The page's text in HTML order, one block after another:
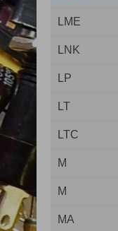
LME
LNK
LP
LT
LTC
M
M
MA